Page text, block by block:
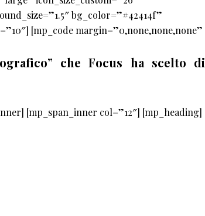
bg_color=”#42414f”
[mp_code margin=”0,none,none,none”
che Focus ha scelto di
[mp_span_inner col=”12″] [mp_heading]